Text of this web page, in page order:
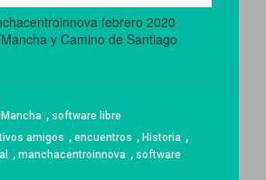
febrero 2020
y Camino de Santiago
, software libre
amigos , encuentros , Historia ,
, manchacentroinnova , software